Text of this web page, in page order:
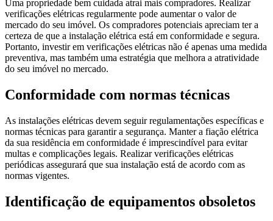
Uma propriedade bem cuidada atrai mais compradores. Realizar
verificações elétricas regularmente pode aumentar o valor de
mercado do seu imóvel. Os compradores potenciais apreciam ter a
certeza de que a instalação elétrica está em conformidade e segura.
Portanto, investir em verificações elétricas não é apenas uma medida
preventiva, mas também uma estratégia que melhora a atratividade
do seu imóvel no mercado.
Conformidade com normas técnicas
As instalações elétricas devem seguir regulamentações específicas e
normas técnicas para garantir a segurança. Manter a fiação elétrica
da sua residência em conformidade é imprescindível para evitar
multas e complicações legais. Realizar verificações elétricas
periódicas assegurará que sua instalação está de acordo com as
normas vigentes.
Identificação de equipamentos obsoletos